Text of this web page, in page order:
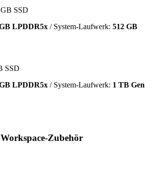
SSD
LPDDR5x / System-Laufwerk: 512 GB
SSD
LPDDR5x / System-Laufwerk: 1 TB Gen
Zubehör